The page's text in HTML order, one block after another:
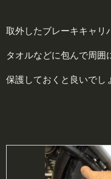
取外したブレーキキャリ
タオルなどに包んで周囲
保護しておくと良いでし